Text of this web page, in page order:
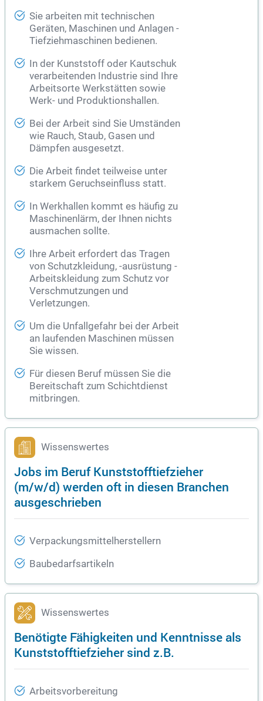
Sie arbeiten mit technischen
Geräten, Maschinen und Anlagen -
Tiefziehmaschinen bedienen.
In der Kunststoff oder Kautschuk
verarbeitenden Industrie sind Ihre
Arbeitsorte Werkstätten sowie
Werk- und Produktionshallen.
Bei der Arbeit sind Sie Umständen
wie Rauch, Staub, Gasen und
Dämpfen ausgesetzt.
Die Arbeit findet teilweise unter
starkem Geruchseinfluss statt.
In Werkhallen kommt es häufig zu
Maschinenlärm, der Ihnen nichts
ausmachen sollte.
Ihre Arbeit erfordert das Tragen
von Schutzkleidung, -ausrüstung -
Arbeitskleidung zum Schutz vor
Verschmutzungen und
Verletzungen.
Um die Unfallgefahr bei der Arbeit
an laufenden Maschinen müssen
Sie wissen.
Für diesen Beruf müssen Sie die
Bereitschaft zum Schichtdienst
mitbringen.
Wissenswertes
Jobs im Beruf Kunststofftiefzieher
(m/w/d) werden oft in diesen Branchen
ausgeschrieben
Verpackungsmittelherstellern
Baubedarfsartikeln
Wissenswertes
Benötigte Fähigkeiten und Kenntnisse als
Kunststofftiefzieher sind z.B.
Arbeitsvorbereitung